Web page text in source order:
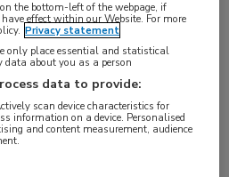
per geslacht
op basis van causale
Tobias Kurth (Charité
Duitsland). Hoewel er
een vrouwelijke
zou het toch zo
the bottom-left of the webpage, if
effect within our Website. For more
Privacy statement
only place essential and statistical
data about you as a person
data to provide:
scan device characteristics for
information on a device. Personalised
and content measurement, audience